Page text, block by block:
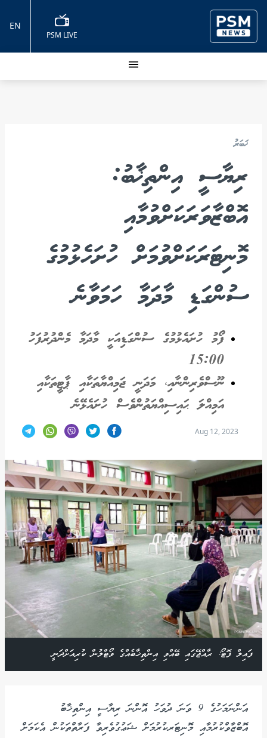
PSM LIVE
EN
ޚަބަރު
ރިޔާސީ އިންތިޚާބު:
އޮބްޒާވަރަކަށްވުމާއި
މޮނިޓަރަކަށްވުމަށް ހުށަހެޅުމުގެ
ސުންގަޑި މާދަމާ ހަމަވާނެ
ފޯމު ހުށައެޅުމުގެ ސުންގަޑިއަކީ މާދަމާ މެންދުރުފަހު
15:00
ނޫސްވެރިންނާއި، މަދަނީ ޖަމިއްޔާތަކާއި ޕާޓީތަކާއި
އަމިއްލަ ޙައިސިއްޔަތުންވެސް ހުށައެޅޭނެ
Aug 12, 2023
ފައިލް ފޮޓޯ: ރާއްޖޭގައި ބޭއްވި އިންތިޚާބެއްގެ ވޯޓްލުން ކުރިއަށްދަނީ
އަންނަމަހުގެ 9 ވަނަ ދުވަހު އޮންނަ ރިޔާސީ އިންތިޚާބު
އޮބްޒާވްކުރުމާއި މޮނިޓަރކުރުމަށް ޝަޢުގުވެރިވާ ފަރާތްތަކުން އެކަމަށް